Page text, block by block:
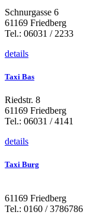
Schnurgasse 6
61169 Friedberg
Tel.: 06031 / 2233
details
Taxi Bas
Riedstr. 8
61169 Friedberg
Tel.: 06031 / 4141
details
Taxi Burg
61169 Friedberg
Tel.: 0160 / 3786786